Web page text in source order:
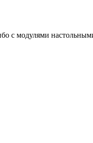
с модулями